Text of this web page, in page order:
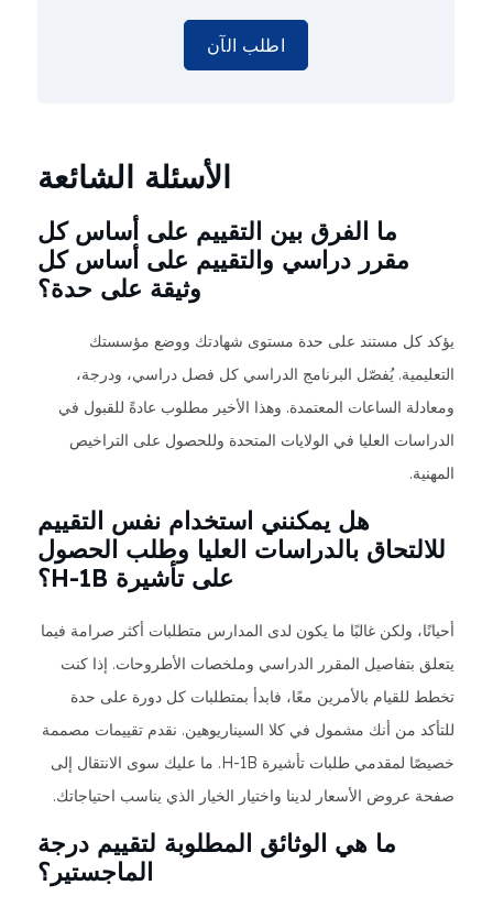
اطلب الآن
الأسئلة الشائعة
ما الفرق بين التقييم على أساس كل
مقرر دراسي والتقييم على أساس كل
وثيقة على حدة؟
يؤكد كل مستند على حدة مستوى شهادتك ووضع مؤسستك
التعليمية. يُفصّل البرنامج الدراسي كل فصل دراسي، ودرجة،
ومعادلة الساعات المعتمدة. وهذا الأخير مطلوب عادةً للقبول في
الدراسات العليا في الولايات المتحدة وللحصول على التراخيص
المهنية.
هل يمكنني استخدام نفس التقييم
للالتحاق بالدراسات العليا وطلب الحصول
على تأشيرة H-1B؟
أحيانًا، ولكن غالبًا ما يكون لدى المدارس متطلبات أكثر صرامة فيما
يتعلق بتفاصيل المقرر الدراسي وملخصات الأطروحات. إذا كنت
تخطط للقيام بالأمرين معًا، فابدأ بمتطلبات كل دورة على حدة
للتأكد من أنك مشمول في كلا السيناريوهين. نقدم تقييمات مصممة
خصيصًا لمقدمي طلبات تأشيرة H-1B. ما عليك سوى الانتقال إلى
صفحة عروض الأسعار لدينا واختيار الخيار الذي يناسب احتياجاتك.
ما هي الوثائق المطلوبة لتقييم درجة
الماجستير؟